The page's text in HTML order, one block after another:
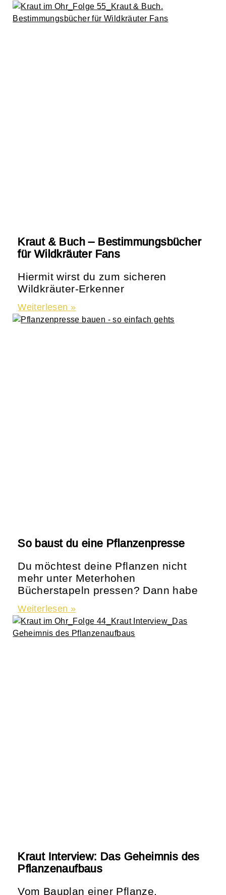
Kraut & Buch – Bestimmungsbücher
für Wildkräuter Fans
Hiermit wirst du zum sicheren
Wildkräuter-Erkenner
Weiterlesen »
So baust du eine Pflanzenpresse
Du möchtest deine Pflanzen nicht
mehr unter Meterhohen
Bücherstapeln pressen? Dann habe
Weiterlesen »
Kraut Interview: Das Geheimnis des
Pflanzenaufbaus
Vom Bauplan einer Pflanze.